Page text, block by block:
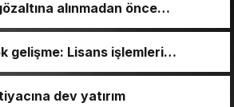
alınmadan önce
gelişme: Lisans işlemleri
dev yatırım